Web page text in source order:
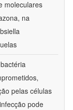
moleculares
na
pelas células
pode